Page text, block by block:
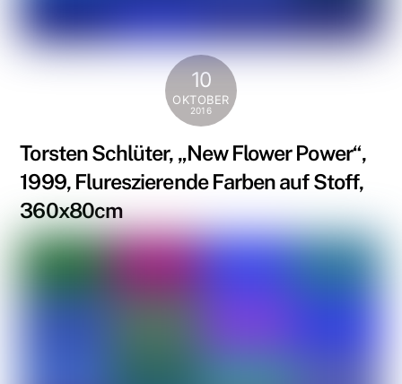
10
OKTOBER
2016
Torsten Schlüter, „New Flower Power“,
1999, Flureszierende Farben auf Stoff,
360x80cm